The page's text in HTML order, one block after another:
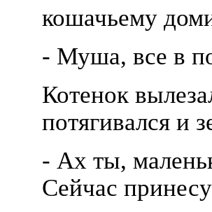
кошачьему
- Муша, все в
Котенок
потягивался и
- Ах ты,
Сейчас